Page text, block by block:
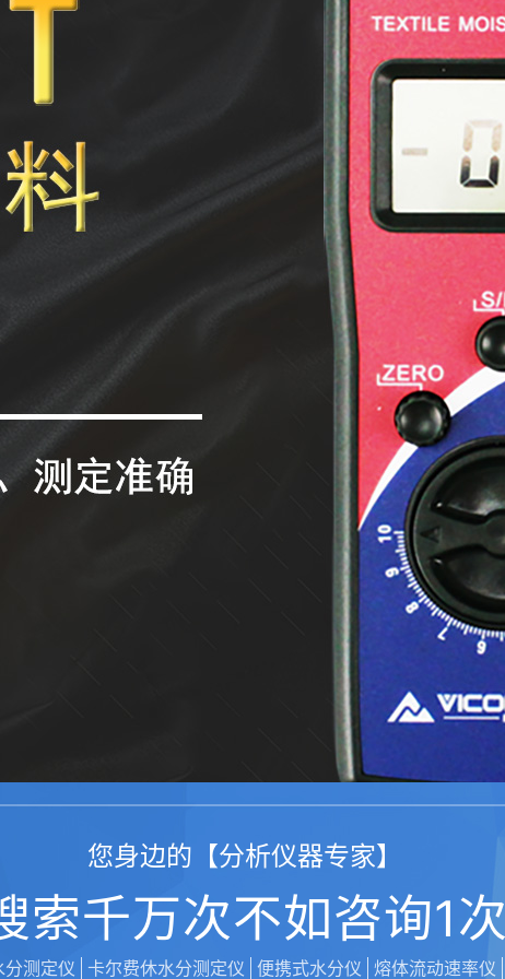
您身边的【分析仪器专家】
索千万次不如咨询1次
分测定仪 卡尔费休水分测定仪 便携式水分仪 熔体流动速率仪